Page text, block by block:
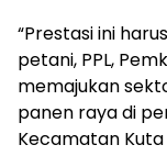
“Prestasi ini
petani, PPL,
memajukan
panen raya di
Kecamatan